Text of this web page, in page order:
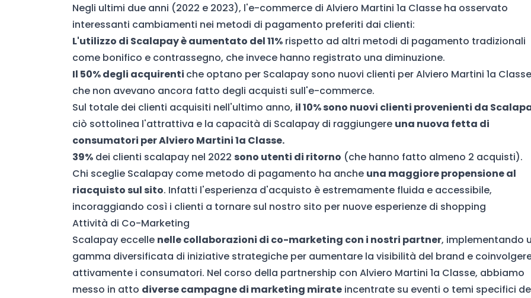
Negli ultimi due anni (2022 e 2023), l'e-commerce di Alviero Martini 1a Classe ha osservato
interessanti cambiamenti nei metodi di pagamento preferiti dai clienti:
L'utilizzo di Scalapay è aumentato del 11% rispetto ad altri metodi di pagamento tradizionali
come bonifico e contrassegno, che invece hanno registrato una diminuzione.
Il 50% degli acquirenti che optano per Scalapay sono nuovi clienti per Alviero Martini 1a Classe
che non avevano ancora fatto degli acquisti sull'e-commerce.
Sul totale dei clienti acquisiti nell'ultimo anno, il 10% sono nuovi clienti provenienti da
ciò sottolinea l'attrattiva e la capacità di Scalapay di raggiungere una nuova fetta di
consumatori per Alviero Martini1a Classe.
39% dei clienti scalapay nel 2022 sono utenti di ritorno (che hanno fatto almeno 2 acquisti).
Chi sceglie Scalapay come metodo di pagamento ha anche una maggiore propensione al
riacquisto sul sito. Infatti l'esperienza d'acquisto è estremamente fluida e accessibile,
incoraggiando così i clienti a tornare sul nostro sito per nuove esperienze di shopping
Attività di Co-Marketing
Scalapay eccelle nelle collaborazioni di co-marketing con i nostri partner, implementando
gamma diversificata di iniziative strategiche per aumentare la visibilità del brand e
attivamente i consumatori. Nel corso della partnership con Alviero Martini 1a Classe, abbiamo
messo in atto diverse campagne di marketing mirate incentrate su eventi o temi specifici